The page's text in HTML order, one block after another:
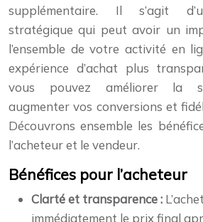
supplémentaire. Il s’agit
stratégique qui peut avoir un
l’ensemble de votre activité en
expérience d’achat plus
vous pouvez améliorer la
augmenter vos conversions et
Découvrons ensemble les
l’acheteur et le vendeur.
Bénéfices pour l’acheteur
Clarté et transparence :
immédiatement le prix final